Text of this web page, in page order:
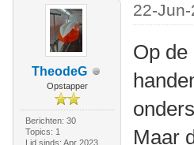
TheodeG
Opstapper
Berichten: 30
Topics: 1
Lid sinds: Apr 2023
22-
Op
Maar